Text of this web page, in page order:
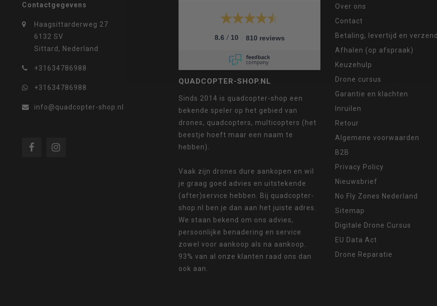
op
Contactgegevens
Haagsittarderweg 27
6132 SV
Sittard, Nederland
+31634786988
+31634786988
info@quadcopter-shop.nl
8.6 / 10 810 reviews
QUADCOPTER-SHOP.NL
Sinds 2014 is quadcopter-shop een
bekende speler op het gebied van
drones, quadcopters, multicopters (het
beestje hoeft maar een naam te
hebben).
Vaak zijn drones dure aankopen en wil
je graag goed advies en uitstekende
(after)service hebben. Bij quadcopter-
shop.nl ben je dan aan het juiste adres.
We staan bekend om ons advies,
persoonlijke benadering en service
zowel voor aankoop als na aankoop.
93% van al onze klanten raad ons dan
ook aan.
Over ons
Contact
Betaling, levertijd en
Afhalen (op afspraak)
Keuzehulp
Drone cursus
Garantie en klachten
Inruilen
Retour
Algemene voorwaarden
B2B
Privacy Policy
Nieuwsbrief
No Fly Zones Nederland
Sitemap
Digitale Drone Cursus
EU Data Act
Drone Reparatie